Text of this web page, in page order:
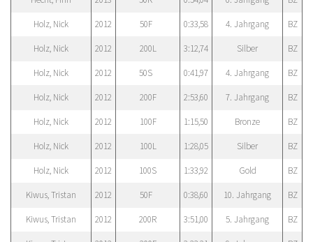
Holz, Nick 2012 50F 0:33,58 4. Jahrgang BZ
Holz, Nick 2012 200L 3:12,74 Silber BZ
Holz, Nick 2012 50S 0:41,97 4. Jahrgang BZ
Holz, Nick 2012 200F 2:53,60 7. Jahrgang BZ
Holz, Nick 2012 100F 1:15,50 Bronze BZ
Holz, Nick 2012 100L 1:28,05 Silber BZ
Holz, Nick 2012 100S 1:33,92 Gold BZ
Kiwus, Tristan 2012 50F 0:38,60 10. Jahrgang BZ
Kiwus, Tristan 2012 200R 3:51,00 5. Jahrgang BZ